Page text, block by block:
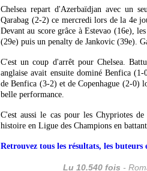
Chelsea repart d'Azerbaïdjan avec un
Qarabag (2-2) ce mercredi lors de la 4e
Devant au score grâce à Estevao (16e),
(29e) puis un penalty de Jankovic (39e).
C'est un coup d'arrêt pour Chelsea.
anglaise avait ensuite dominé Benfica
de Benfica (3-2) et de Copenhague (2-0)
belle performance.
C'est aussi le cas pour les Chypriotes
histoire en Ligue des Champions en
Retrouvez tous les résultats, les
Lu 10.540 fois -